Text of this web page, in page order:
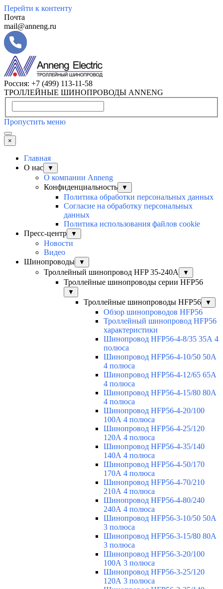
Перейти к контенту
Почта
mail@anneng.ru
Россия: +7 (499) 113-11-58
ТРОЛЛЕЙНЫЕ ШИНОПРОВОДЫ ANNENG
Пропустить меню
×
Главная
О нас
▼
О компании Anneng
Конфиденциальность
▼
Политика обработки персональных данных
Согласие на обработку персональных
данных
Политика использования файлов cookie
Пресс-центр
▼
Новости
Видео
Шинопроводы
▼
Троллейный шинопровод HFP 35-240А ▼
Троллейные шинопроводы серии HFP56
▼
Троллейные шинопроводы HFP56 ▼
Обзор шинопроводов HFP56
Троллейный шинопровод HFP56
характеристики
Шинопровод HFP56-4-8/35 35А 4
полюса
Шинопровод HFP56-4-10/50 50А
4 полюса
Шинопровод HFP56-4-12/65 65А
4 полюса
Шинопровод HFP56-4-15/80 80А
4 полюса
Шинопровод HFP56-4-20/100
100А 4 полюса
Шинопровод HFP56-4-25/120
120А 4 полюса
Шинопровод HFP56-4-35/140
140А 4 полюса
Шинопровод HFP56-4-50/170
170А 4 полюса
Шинопровод HFP56-4-70/210
210А 4 полюса
Шинопровод HFP56-4-80/240
240А 4 полюса
Шинопровод HFP56-3-10/50 50А
3 полюса
Шинопровод HFP56-3-15/80 80А
3 полюса
Шинопровод HFP56-3-20/100
100А 3 полюса
Шинопровод HFP56-3-25/120
120А 3 полюса